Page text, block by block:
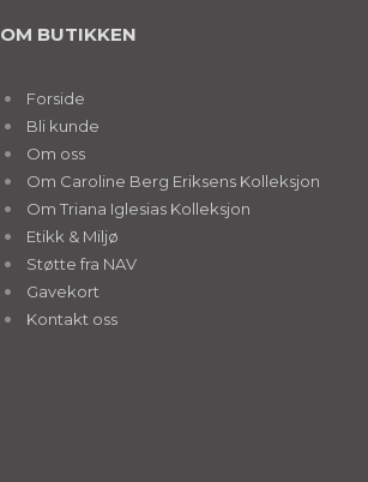
OM BUTIKKEN
Forside
Bli kunde
Om oss
Om Caroline Berg Eriksens Kolleksjon
Om Triana Iglesias Kolleksjon
Etikk & Miljø
Støtte fra NAV
Gavekort
Kontakt oss